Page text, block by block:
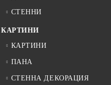
СТЕННИ
КАРТИНИ
КАРТИНИ
ПАНА
СТЕННА ДЕКОРАЦИЯ